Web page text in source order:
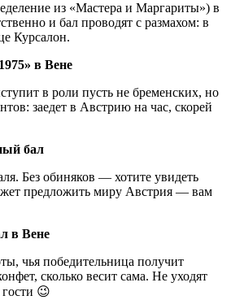
из «Мастера и Маргариты») в
и бал проводят с размахом: в
Курсалон.
в Вене
в роли пусть не бременских, но
заедет в Австрию на час, скорей
бал
Без обиняков — хотите увидеть
предложить миру Австрия — вам
в Вене
чья победительница получит
сколько весит сама. Не уходят
😉